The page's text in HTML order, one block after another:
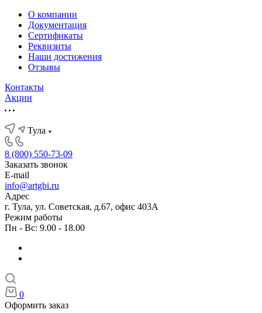
О компании
Документация
Сертификаты
Реквизиты
Наши достижения
Отзывы
Контакты
Акции
Тула
8 (800) 550-73-09
Заказать звонок
E-mail
info@artgbi.ru
Адрес
г. Тула, ул. Советская, д.67, офис 403А
Режим работы
Пн - Вс: 9.00 - 18.00
0
Оформить заказ